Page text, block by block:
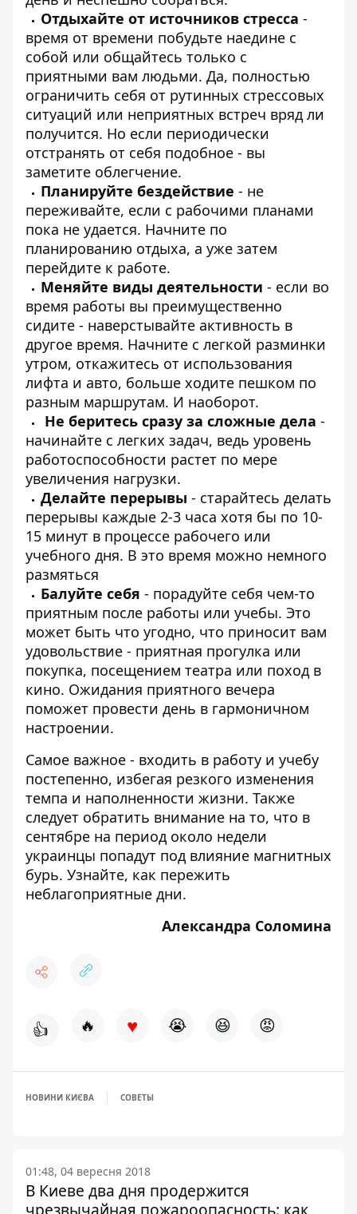
Отдыхайте от источников стресса -
время от времени побудьте наедине с
собой или общайтесь только с
приятными вам людьми. Да, полностью
ограничить себя от рутинных стрессовых
ситуаций или неприятных встреч вряд ли
получится. Но если периодически
отстранять от себя подобное - вы
заметите облегчение.
Планируйте бездействие - не
переживайте, если с рабочими планами
пока не удается. Начните по
планированию отдыха, а уже затем
перейдите к работе.
Меняйте виды деятельности - если во
время работы вы преимущественно
сидите - наверстывайте активность в
другое время. Начните с легкой разминки
утром, откажитесь от использования
лифта и авто, больше ходите пешком по
разным маршрутам. И наоборот.
Не беритесь сразу за сложные дела -
начинайте с легких задач, ведь уровень
работоспособности растет по мере
увеличения нагрузки.
Делайте перерывы - старайтесь делать
перерывы каждые 2-3 часа хотя бы по 10-
15 минут в процессе рабочего или
учебного дня. В это время можно немного
размяться
Балуйте себя - порадуйте себя чем-то
приятным после работы или учебы. Это
может быть что угодно, что приносит вам
удовольствие - приятная прогулка или
покупка, посещением театра или поход в
кино. Ожидания приятного вечера
поможет провести день в гармоничном
настроении.
Самое важное - входить в работу и учебу
постепенно, избегая резкого изменения
темпа и наполненности жизни. Также
следует обратить внимание на то, что в
сентябре на период около недели
украинцы попадут под влияние магнитных
бурь. Узнайте, как пережить
неблагоприятные дни.
Александра Соломина
👍 🔥 ♥ 😭 😆 😡
НОВИНИ КИЄВА СОВЕТЫ
01:48, 04 вересня 2018
В Киеве два дня продержится
чрезвычайная пожароопасность: как